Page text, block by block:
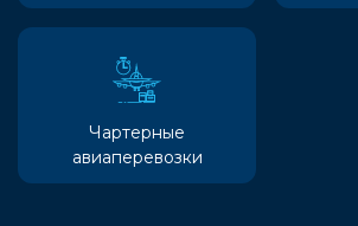
Чартерные
авиаперевозки